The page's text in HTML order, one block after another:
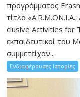
προγράμματος
τίτλο
clusive Activities for
εκπαιδευτικοί του
συμμετείχαν...
Ενδιαφέρουσες Ιστορίες